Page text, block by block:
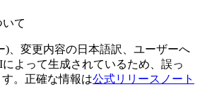
て
)、変更内容の日本語訳、ユーザーへ
よって生成されているため、誤っ
。正確な情報は公式リリースノート